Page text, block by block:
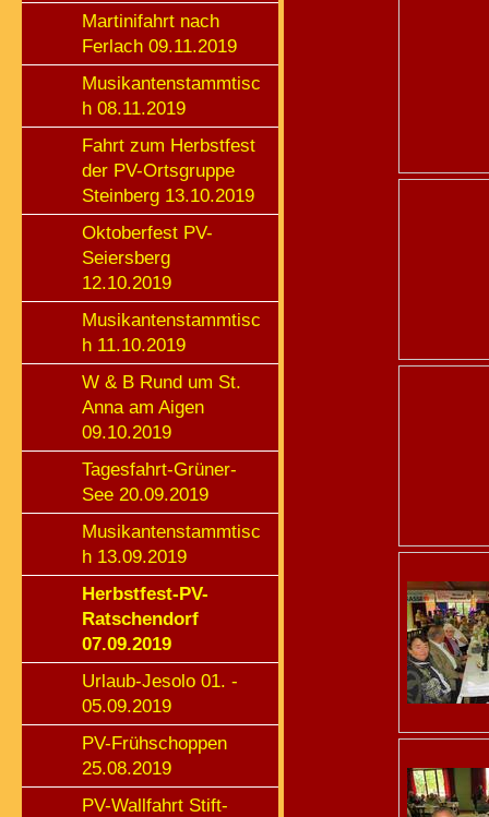
Martinifahrt nach
Ferlach 09.11.2019
Musikantenstammtisc
h 08.11.2019
Fahrt zum Herbstfest
der PV-Ortsgruppe
Steinberg 13.10.2019
Oktoberfest PV-
Seiersberg
12.10.2019
Musikantenstammtisc
h 11.10.2019
W & B Rund um St.
Anna am Aigen
09.10.2019
Tagesfahrt-Grüner-
See 20.09.2019
Musikantenstammtisc
h 13.09.2019
Herbstfest-PV-
Ratschendorf
07.09.2019
Urlaub-Jesolo 01. -
05.09.2019
PV-Frühschoppen
25.08.2019
PV-Wallfahrt Stift-